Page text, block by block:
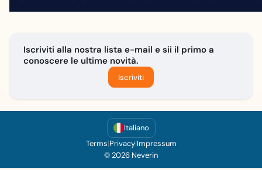
Iscriviti alla nostra lista e-mail e sii il primo a
conoscere le ultime novità.
Iscriviti
Italiano
Terms|Privacy|Impressum
© 2026 Neverin